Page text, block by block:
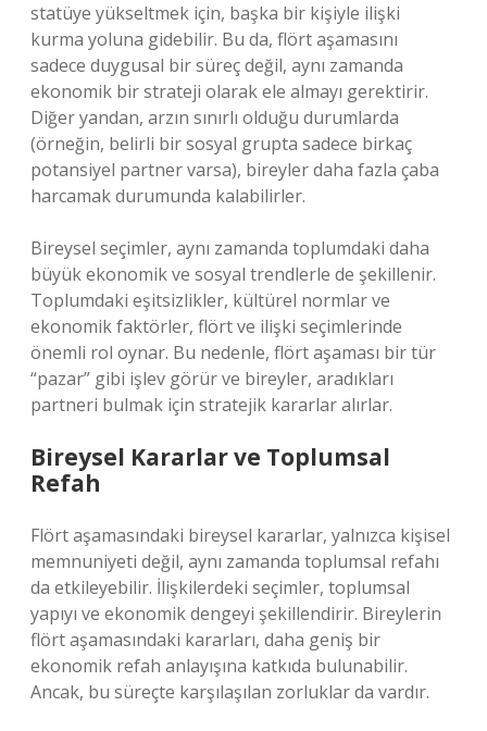
statüye yükseltmek için, başka bir kişiyle ilişki
kurma yoluna gidebilir. Bu da, flört aşamasını
sadece duygusal bir süreç değil, aynı zamanda
ekonomik bir strateji olarak ele almayı gerektirir.
Diğer yandan, arzın sınırlı olduğu durumlarda
(örneğin, belirli bir sosyal grupta sadece birkaç
potansiyel partner varsa), bireyler daha fazla çaba
harcamak durumunda kalabilirler.
Bireysel seçimler, aynı zamanda toplumdaki daha
büyük ekonomik ve sosyal trendlerle de şekillenir.
Toplumdaki eşitsizlikler, kültürel normlar ve
ekonomik faktörler, flört ve ilişki seçimlerinde
önemli rol oynar. Bu nedenle, flört aşaması bir tür
“pazar” gibi işlev görür ve bireyler, aradıkları
partneri bulmak için stratejik kararlar alırlar.
Bireysel Kararlar ve Toplumsal
Refah
Flört aşamasındaki bireysel kararlar, yalnızca kişisel
memnuniyeti değil, aynı zamanda toplumsal refahı
da etkileyebilir. İlişkilerdeki seçimler, toplumsal
yapıyı ve ekonomik dengeyi şekillendirir. Bireylerin
flört aşamasındaki kararları, daha geniş bir
ekonomik refah anlayışına katkıda bulunabilir.
Ancak, bu süreçte karşılaşılan zorluklar da vardır.